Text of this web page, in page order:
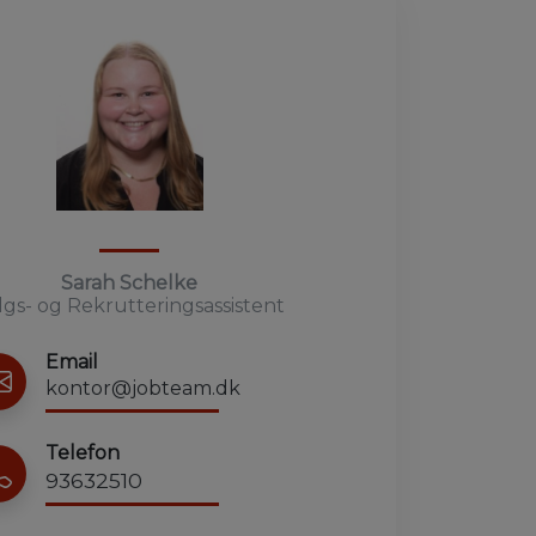
Sarah Schelke
og Rekrutteringsassistent
Email
kontor@jobteam.dk
Telefon
93632510